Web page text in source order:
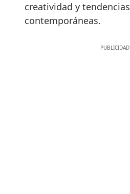
creatividad y tendencias
contemporáneas.